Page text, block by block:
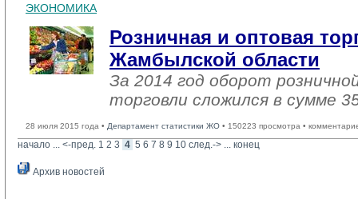
ЭКОНОМИКА
Розничная и оптовая
Жамбылской области
За 2014 год оборот
торговли сложился в сумме
28 июля 2015 года • Департамент статистики ЖО • 150223 просмотра •
начало ... <-пред. 1 2 3 4 5 6 7 8 9 10 след.-> ... конец
Архив новостей